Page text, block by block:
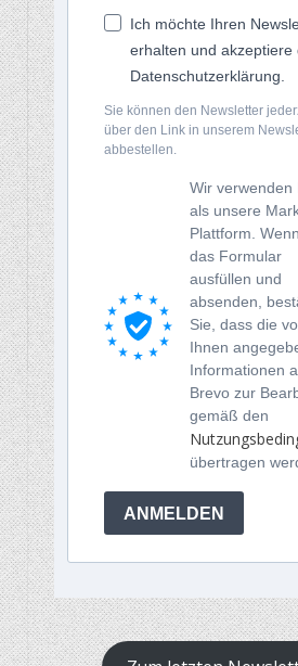
Ich möchte Ihren
erhalten und akzeptiere
Datenschutzerklärung.
Sie können den Newsletter
über den Link in unserem
abbestellen.
Wir verwenden
als unsere
Plattform.
das Formular
ausfüllen und
absenden,
Sie, dass die
Ihnen
Informationen
Brevo zur
gemäß den
übertragen
ANMELDEN